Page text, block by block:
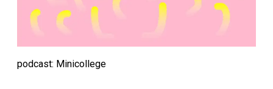
podcast: Minicollege